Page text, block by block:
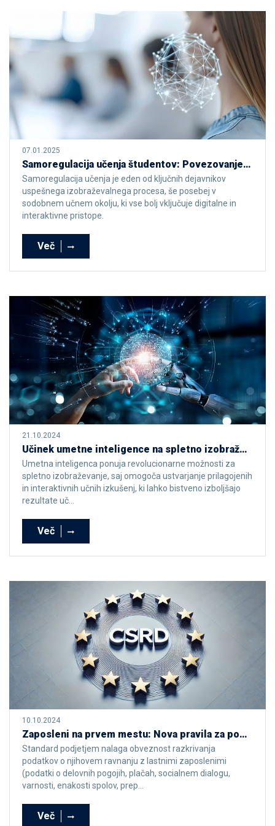
07.01.2025
Samoregulacija učenja študentov: Povezovanje teorije in prakse
Samoregulacija učenja je eden od ključnih dejavnikov
uspešnega izobraževalnega procesa, še posebej v
sodobnem učnem okolju, ki vse bolj vključuje digitalne in
interaktivne pristope.
Več
21.10.2024
Učinek umetne inteligence na spletno izobraževanje
Umetna inteligenca ponuja revolucionarne možnosti za
spletno izobraževanje, saj omogoča ustvarjanje prilagojenih
in interaktivnih učnih izkušenj, ki lahko bistveno izboljšajo
rezultate uč...
Več
10.10.2024
Zaposleni na prvem mestu: Nova pravila za podjetja v EU (standard ESRS S1)
Standard podjetjem nalaga obveznost razkrivanja
podatkov o njihovem ravnanju z lastnimi zaposlenimi
(podatki o delovnih pogojih, plačah, socialnem dialogu,
varnosti, enakosti spolov, prep...
Več